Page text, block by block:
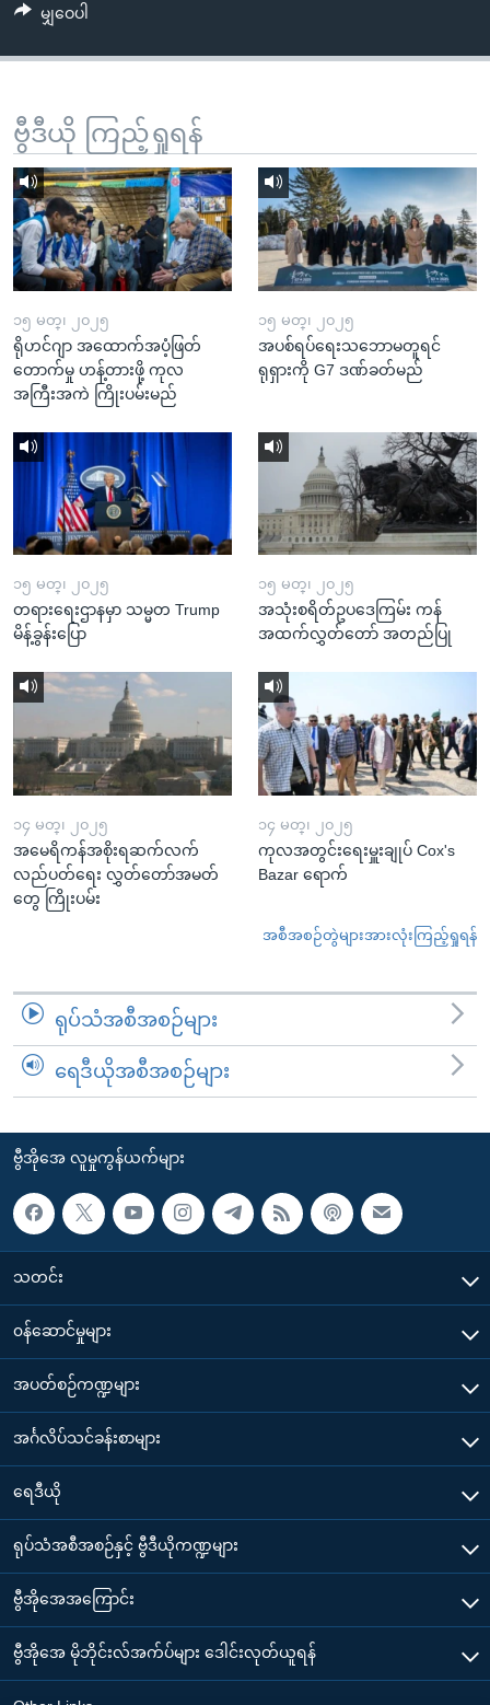
နေရာ မျှဝေပါ
ဗွီဒီယို ကြည့်ရှုရန်
၁၅ မတ္၊ ၂၀၂၅
ရိုဟင်ဂျာ အထောက်အပံ့ဖြတ်
တောက်မှု ဟန့်တားဖို့ ကုလ
အကြီးအကဲ ကြိုးပမ်းမည်
၁၅ မတ္၊ ၂၀၂၅
အပစ်ရပ်ရေးသဘောမတူရင်
ရုရှားကို G7 ဒဏ်ခတ်မည်
၁၅ မတ္၊ ၂၀၂၅
တရားရေးဌာနမှာ သမ္မတ Trump
မိန့်ခွန်းပြော
၁၅ မတ္၊ ၂၀၂၅
အသုံးစရိတ်ဥပဒေကြမ်း ကန်
အထက်လွှတ်တော် အတည်ပြု
၁၄ မတ္၊ ၂၀၂၅
အမေရိကန်အစိုးရဆက်လက်
လည်ပတ်ရေး လွှတ်တော်အမတ်
တွေ ကြိုးပမ်း
၁၄ မတ္၊ ၂၀၂၅
ကုလအတွင်းရေးမှူးချုပ် Cox's
Bazar ရောက်
အစီအစဉ်တွဲများအားလုံးကြည့်ရှုရန်
ရုပ်သံအစီအစဉ်များ
ရေဒီယိုအစီအစဉ်များ
ဗွီအိုအေ လူမှုကွန်ယက်များ
သတင်း
၀န်ဆောင်မှုများ
အပတ်စဉ်ကဏ္ဍများ
အင်္ဂလိပ်သင်ခန်းစာများ
ရေဒီယို
ရုပ်သံအစီအစဉ်နှင့် ဗွီဒီယိုကဏ္ဍများ
ဗွီအိုအေအကြောင်း
ဗွီအိုအေ မိုဘိုင်းလ်အက်ပ်များ ဒေါင်းလုတ်ယူရန်